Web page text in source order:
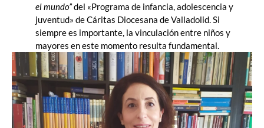
el mundo”del «Programa de infancia, adolescencia y
juventud» de Cáritas Diocesana de Valladolid. Si
siempre es importante, la vinculación entre niños y
mayores en este momento resulta fundamental.